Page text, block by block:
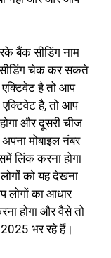
बैंक सीडिंग नाम
चेक कर सकते
है तो आप
है, तो आप
और दूसरी चीज
मोबाइल नंबर
लिंक करना होगा
को यह देखना
लोगों का आधार
होगा और वैसे तो
भर रहे हैं।